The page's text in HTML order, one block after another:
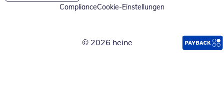
ComplianceCookie-Einstellungen
© 2026 heine